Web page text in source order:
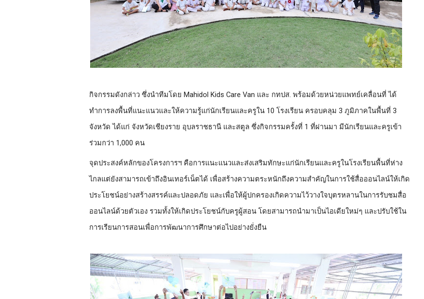
กิจกรรมดังกล่าว ซึ่งนำทีมโดย Mahidol Kids Care Van และ กทปส. พร้อมด้วยหน่วยแพทย์เคลื่อนที่ ได้
ทำการลงพื้นที่แนะแนวและให้ความรู้แก่นักเรียนและครูใน 10 โรงเรียน ครอบคลุม 3 ภูมิภาคในพื้นที่ 3
จังหวัด ได้แก่ จังหวัดเชียงราย อุบลราชธานี และสตูล ซึ่งกิจกรรมครั้งที่ 1 ที่ผ่านมา มีนักเรียนและครูเข้า
ร่วมกว่า 1,000 คน
จุดประสงค์หลักของโครงการฯ คือการแนะแนวและส่งเสริมทักษะแก่นักเรียนและครูในโรงเรียนพื้นที่ห่าง
ไกลแต่ยังสามารถเข้าถึงอินเทอร์เน็ตได้ เพื่อสร้างความตระหนักถึงความสำคัญในการใช้สื่อออนไลน์ให้เกิด
ประโยชน์อย่างสร้างสรรค์และปลอดภัย และเพื่อให้ผู้ปกครองเกิดความไว้วางใจบุตรหลานในการรับชมสื่อ
ออนไลน์ด้วยตัวเอง รวมทั้งให้เกิดประโยชน์กับครูผู้สอน โดยสามารถนำมาเป็นไอเดียใหม่ๆ และปรับใช้ใน
การเรียนการสอนเพื่อการพัฒนาการศึกษาต่อไปอย่างยั่งยืน